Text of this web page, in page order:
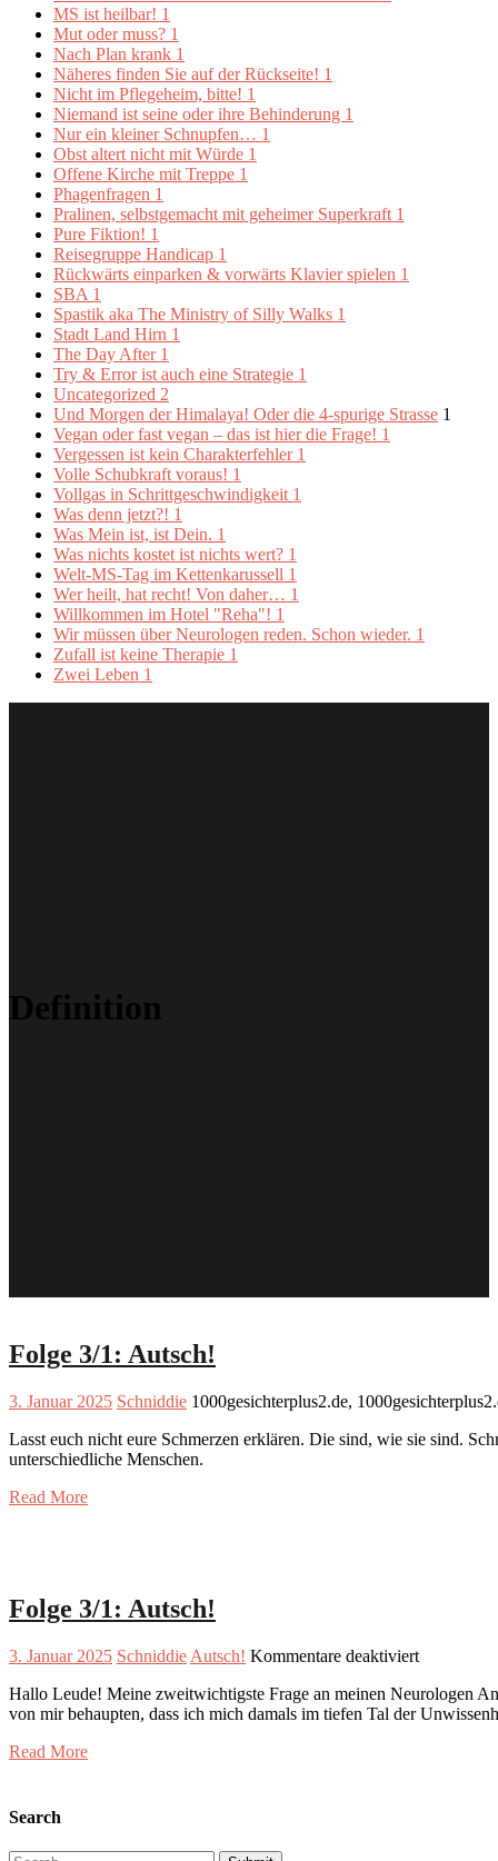
MS ist heilbar! 1
Mut oder muss? 1
Nach Plan krank 1
Näheres finden Sie auf der Rückseite! 1
Nicht im Pflegeheim, bitte! 1
Niemand ist seine oder ihre Behinderung 1
Nur ein kleiner Schnupfen… 1
Obst altert nicht mit Würde 1
Offene Kirche mit Treppe 1
Phagenfragen 1
Pralinen, selbstgemacht mit geheimer Superkraft 1
Pure Fiktion! 1
Reisegruppe Handicap 1
Rückwärts einparken & vorwärts Klavier spielen 1
SBA 1
Spastik aka The Ministry of Silly Walks 1
Stadt Land Hirn 1
The Day After 1
Try & Error ist auch eine Strategie 1
Uncategorized 2
Und Morgen der Himalaya! Oder die 4-spurige Strasse 1
Vegan oder fast vegan – das ist hier die Frage! 1
Vergessen ist kein Charakterfehler 1
Volle Schubkraft voraus! 1
Vollgas in Schrittgeschwindigkeit 1
Was denn jetzt?! 1
Was Mein ist, ist Dein. 1
Was nichts kostet ist nichts wert? 1
Welt-MS-Tag im Kettenkarussell 1
Wer heilt, hat recht! Von daher… 1
Willkommen im Hotel "Reha"! 1
Wir müssen über Neurologen reden. Schon wieder. 1
Zufall ist keine Therapie 1
Zwei Leben 1
Definition
Folge 3/1: Autsch!
3. Januar 2025 Schniddie 1000gesichterplus2.de,
Lasst euch nicht eure Schmerzen erklären. Die sind, wie sie sind.
unterschiedliche Menschen.
Read More
Folge 3/1: Autsch!
3. Januar 2025 Schniddie Autsch! Kommentare deaktiviertfür
3/1:
Autsch!
Hallo Leude! Meine zweitwichtigste Frage an meinen Neurologen
von mir behaupten, dass ich mich damals im tiefen Tal der
Read More
Search